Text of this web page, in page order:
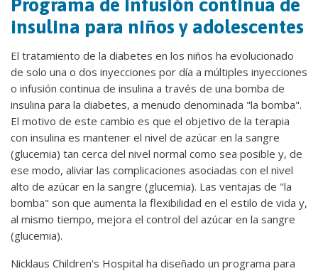
Programa de infusión continua de
insulina para niños y adolescentes
El tratamiento de la diabetes en los niños ha evolucionado
de solo una o dos inyecciones por día a múltiples inyecciones
o infusión continua de insulina a través de una bomba de
insulina para la diabetes, a menudo denominada "la bomba".
El motivo de este cambio es que el objetivo de la terapia
con insulina es mantener el nivel de azúcar en la sangre
(glucemia) tan cerca del nivel normal como sea posible y, de
ese modo, aliviar las complicaciones asociadas con el nivel
alto de azúcar en la sangre (glucemia). Las ventajas de "la
bomba" son que aumenta la flexibilidad en el estilo de vida y,
al mismo tiempo, mejora el control del azúcar en la sangre
(glucemia).
Nicklaus Children's Hospital ha diseñado un programa para